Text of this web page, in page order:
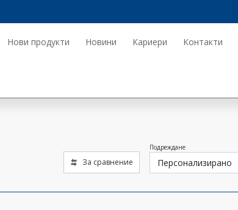
Нови продукти Новини Кариери Контакти
За сравнение
Подреждане